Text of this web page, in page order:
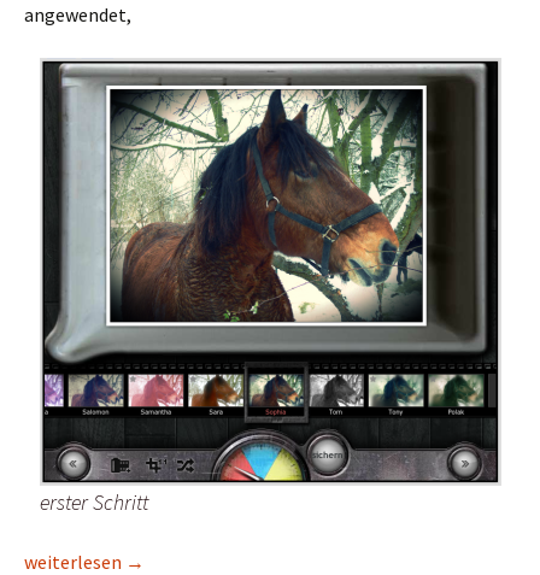
angewendet,
erster Schritt
Fotos im Instagram-Style ohne Webdienst
weiterlesen →